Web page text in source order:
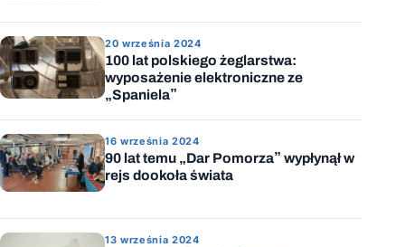
20 września 2024
100 lat polskiego żeglarstwa:
wyposażenie elektroniczne ze
„Spaniela”
16 września 2024
90 lat temu „Dar Pomorza” wypłynął w
rejs dookoła świata
13 września 2024